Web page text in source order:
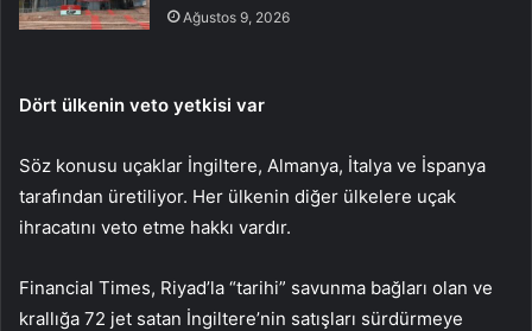
Ağustos 9, 2026
Dört ülkenin veto yetkisi var
Söz konusu uçaklar İngiltere, Almanya, İtalya ve İspanya
tarafından üretiliyor. Her ülkenin diğer ülkelere uçak
ihracatını veto etme hakkı vardır.
Financial Times, Riyad’la “tarihi” savunma bağları olan ve
krallığa 72 jet satan İngiltere’nin satışları sürdürmeye